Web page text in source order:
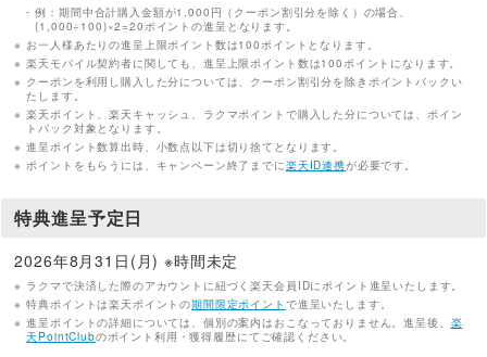
例：期間中合計購入金額が1,000円（クーポン割引分を除く）の場合、
(1,000÷100)×2=20ポイントの進呈となります。
お一人様あたりの進呈上限ポイント数は100ポイントとなります。
楽天モバイル契約者に関しても、進呈上限ポイント数は100ポイントになります。
クーポンを利用し購入した分については、クーポン割引分を除きポイントバックい
たします。
楽天ポイント、楽天キャッシュ、ラクマポイントで購入した分については、ポイン
トバック対象となります。
進呈ポイント数算出時、小数点以下は切り捨てとなります。
ポイントをもらうには、キャンペーン終了までに楽天ID連携が必要です。
特典進呈予定日
2026年8月31日(月) ※時間未定
ラクマで決済した際のアカウントに紐づく楽天会員IDにポイント進呈いたします。
特典ポイントは楽天ポイントの期間限定ポイント で進呈いたします。
進呈ポイントの詳細については、個別の案内はおこなっておりません。進呈後、 楽
天PointClubのポイント利用・獲得履歴にてご確認ください。